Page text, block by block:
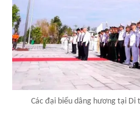
Các đại biểu dâng hương tại Di